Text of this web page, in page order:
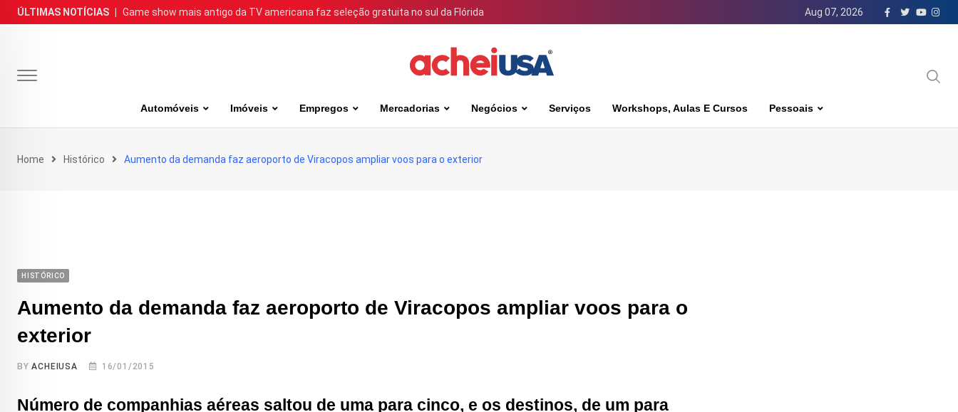
Skip
to
ÚLTIMAS NOTÍCIAS Game show mais antigo da TV americana faz seleção gratuita no sul da Flórida Aug 07, 2026
Automóveis Imóveis Empregos Mercadorias Negócios Serviços Workshops, Aulas E Cursos Pessoais
Home Histórico Aumento da demanda faz aeroporto de Viracopos ampliar voos para o exterior
HISTÓRICO
Aumento da demanda faz aeroporto de Viracopos ampliar voos para o
exterior
BYACHEIUSA 16/01/2015
Número de companhias aéreas saltou de uma para cinco, e os destinos, de um para